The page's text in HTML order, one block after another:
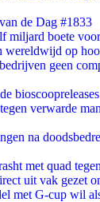
de Dag #1833
miljard boete
wereldwijd op
geen
verwarde
na
met quad
uit vak gezet
met G-cup wil